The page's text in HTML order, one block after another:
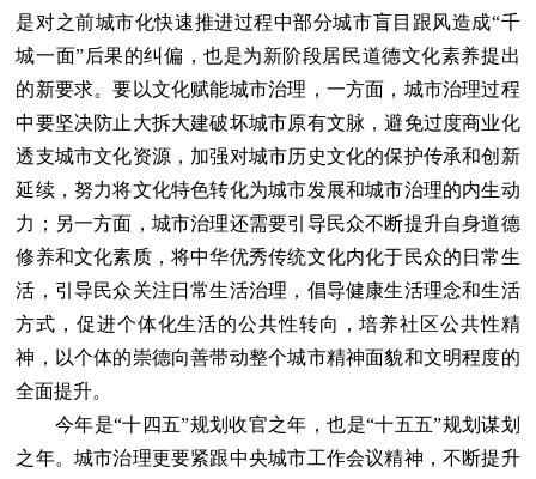
是对之前城市化快速推进过程中部分城市盲目跟风造成“千
城一面”后果的纠偏，也是为新阶段居民道德文化素养提出
的新要求。要以文化赋能城市治理，一方面，城市治理过程
中要坚决防止大拆大建破坏城市原有文脉，避免过度商业化
透支城市文化资源，加强对城市历史文化的保护传承和创新
延续，努力将文化特色转化为城市发展和城市治理的内生动
力；另一方面，城市治理还需要引导民众不断提升自身道德
修养和文化素质，将中华优秀传统文化内化于民众的日常生
活，引导民众关注日常生活治理，倡导健康生活理念和生活
方式，促进个体化生活的公共性转向，培养社区公共性精
神，以个体的崇德向善带动整个城市精神面貌和文明程度的
全面提升。
今年是“十四五”规划收官之年，也是“十五五”规划谋划
之年。城市治理更要紧跟中央城市工作会议精神，不断提升